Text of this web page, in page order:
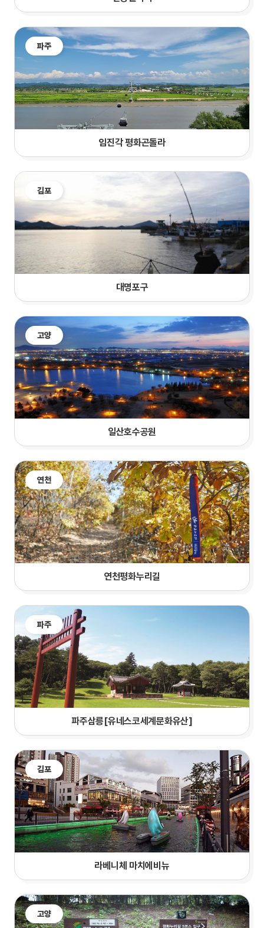
파주
임진각 평화곤돌라
김포
대명포구
고양
일산호수공원
연천
연천평화누리길
파주
파주삼릉[유네스코세계문화유산]
김포
라베니체 마치에비뉴
고양